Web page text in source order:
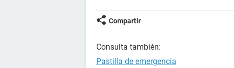
Compartir
Consulta también:
Pastilla de emergencia